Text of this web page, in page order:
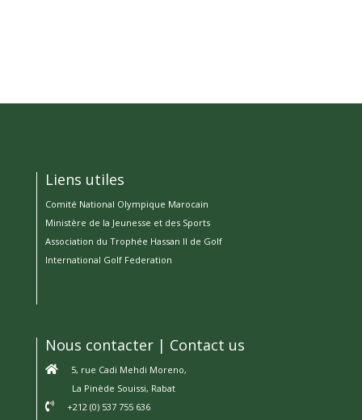
Liens utiles
Comité National Olympique Marocain
Ministère de la Jeunesse et des Sports
Association du Trophée Hassan II de Golf
International Golf Federation
Nous contacter | Contact us
5, rue Cadi Mehdi Moreno,
La Pinède Souissi, Rabat
+212 (0) 537 755 636